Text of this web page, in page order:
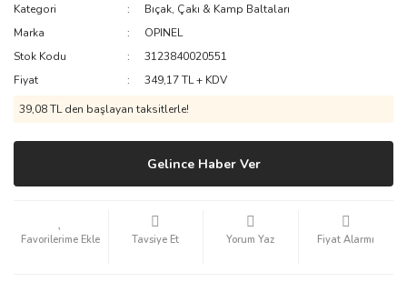
Kategori
Bıçak, Çakı & Kamp Baltaları
Marka
OPINEL
Stok Kodu
3123840020551
Fiyat
349,17 TL + KDV
39,08 TL den başlayan taksitlerle!
Gelince Haber Ver
Tavsiye Et Yorum Yaz Fiyat Alarmı